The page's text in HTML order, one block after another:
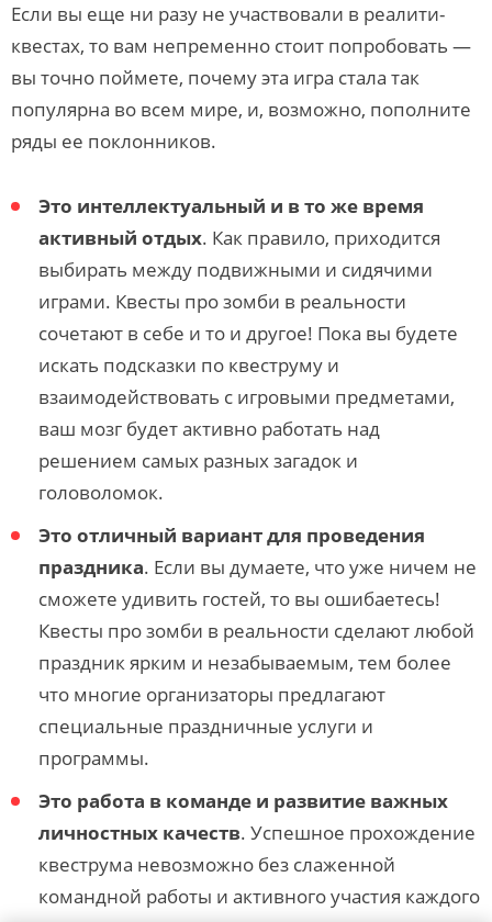
Если вы еще ни разу не участвовали в реалити-
квестах, то вам непременно стоит попробовать —
вы точно поймете, почему эта игра стала так
популярна во всем мире, и, возможно, пополните
ряды ее поклонников.
Это интеллектуальный и в то же время
активный отдых. Как правило, приходится
выбирать между подвижными и сидячими
играми. Квесты про зомби в реальности
сочетают в себе и то и другое! Пока вы будете
искать подсказки по квеструму и
взаимодействовать с игровыми предметами,
ваш мозг будет активно работать над
решением самых разных загадок и
головоломок.
Это отличный вариант для проведения
праздника. Если вы думаете, что уже ничем не
сможете удивить гостей, то вы ошибаетесь!
Квесты про зомби в реальности сделают любой
праздник ярким и незабываемым, тем более
что многие организаторы предлагают
специальные праздничные услуги и
программы.
Это работа в команде и развитие важных
личностных качеств. Успешное прохождение
квеструма невозможно без слаженной
командной работы и активного участия каждого